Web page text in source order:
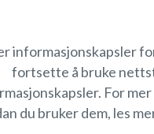
informasjonskapsler
fortsette å bruke
For
du bruker dem, les